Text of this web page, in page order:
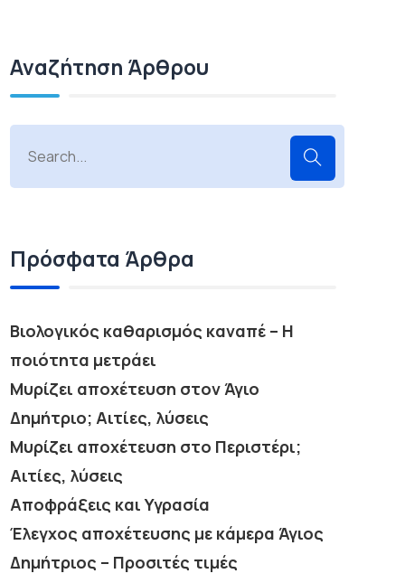
Αναζήτηση Άρθρου
Πρόσφατα Άρθρα
Βιολογικός καθαρισμός καναπέ – Η
ποιότητα μετράει
Μυρίζει αποχέτευση στον Άγιο
Δημήτριο; Αιτίες, λύσεις
Μυρίζει αποχέτευση στο Περιστέρι;
Αιτίες, λύσεις
Αποφράξεις και Υγρασία
Έλεγχος αποχέτευσης με κάμερα Άγιος
Δημήτριος – Προσιτές τιμές